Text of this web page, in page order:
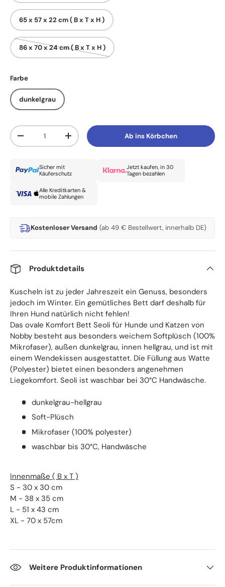
65 x 57 x 22 cm ( B x T x H )
86 x 70 x 24 cm ( B x T x H )
Farbe
dunkelgrau
Anzahl
Menge verringernMenge erhöhen Ab ins Körbchen
Sicher mit
Käuferschutz
Jetzt kaufen, in 30
Tagen bezahlen
Alle Kreditkarten &
mobile Zahlungen
Kostenloser Versand (ab 49 € Bestellwert, innerhalb DE)
Produktdetails
Kuscheln ist zu jeder Jahreszeit ein Genuss, besonders
jedoch im Winter. Ein gemütliches Bett darf deshalb für
Ihren Hund natürlich nicht fehlen!
Das ovale Komfort Bett Seoli für Hunde und Katzen von
Nobby besteht aus besonders weichem Softplüsch (100%
Mikrofaser), außen dunkelgrau, innen hellgrau, und ist mit
einem Wendekissen ausgestattet. Die Füllung aus Watte
(Polyester) bietet einen besonders angenehmen
Liegekomfort. Seoli ist waschbar bei 30°C Handwäsche.
dunkelgrau-hellgrau
Soft-Plüsch
Mikrofaser (100% polyester)
waschbar bis 30°C, Handwäsche
Innenmaße ( B x T )
S - 30 x 30 cm
M - 38 x 35 cm
L - 51 x 43 cm
XL - 70 x 57cm
Weitere Produktinformationen